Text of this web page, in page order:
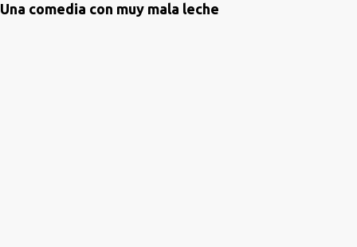
Una comedia con muy mala leche